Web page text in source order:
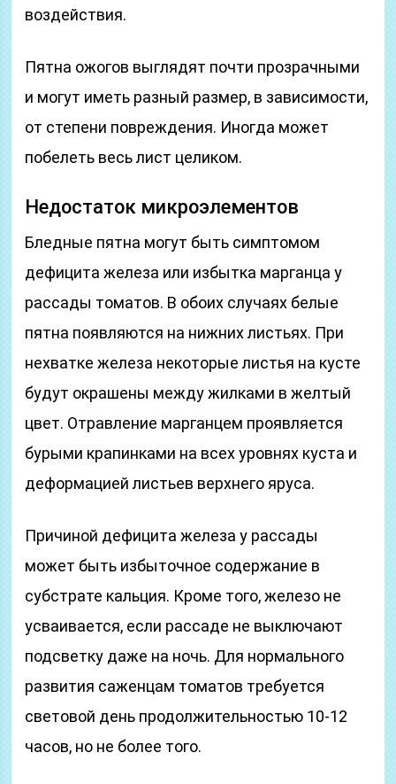
воздействия.
Пятна ожогов выглядят почти прозрачными
и могут иметь разный размер, в зависимости,
от степени повреждения. Иногда может
побелеть весь лист целиком.
Недостаток микроэлементов
Бледные пятна могут быть симптомом
дефицита железа или избытка марганца у
рассады томатов. В обоих случаях белые
пятна появляются на нижних листьях. При
нехватке железа некоторые листья на кусте
будут окрашены между жилками в желтый
цвет. Отравление марганцем проявляется
бурыми крапинками на всех уровнях куста и
деформацией листьев верхнего яруса.
Причиной дефицита железа у рассады
может быть избыточное содержание в
субстрате кальция. Кроме того, железо не
усваивается, если рассаде не выключают
подсветку даже на ночь. Для нормального
развития саженцам томатов требуется
световой день продолжительностью 10-12
часов, но не более того.